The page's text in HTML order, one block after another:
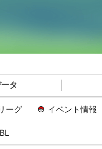
タ
ーグ イベント情報